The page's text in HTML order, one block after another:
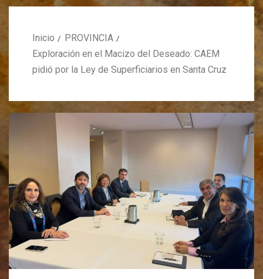
Inicio
PROVINCIA
Exploración en el Macizo del Deseado: CAEM
pidió por la Ley de Superficiarios en Santa Cruz